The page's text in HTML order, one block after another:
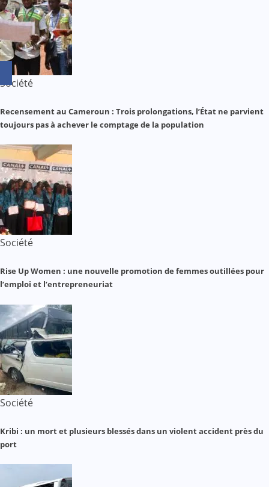
Société
Recensement au Cameroun : Trois prolongations, l’État ne parvient
toujours pas à achever le comptage de la population
Société
Rise Up Women : une nouvelle promotion de femmes outillées pour
l’emploi et l’entrepreneuriat
Société
Kribi : un mort et plusieurs blessés dans un violent accident près du
port